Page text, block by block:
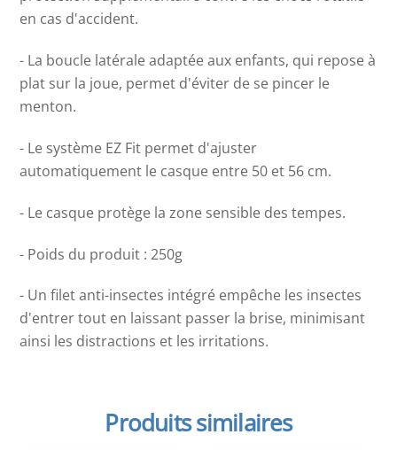
en cas d'accident.
- La boucle latérale adaptée aux enfants, qui repose à
plat sur la joue, permet d'éviter de se pincer le
menton.
- Le système EZ Fit permet d'ajuster
automatiquement le casque entre 50 et 56 cm.
- Le casque protège la zone sensible des tempes.
- Poids du produit : 250g
- Un filet anti-insectes intégré empêche les insectes
d'entrer tout en laissant passer la brise, minimisant
ainsi les distractions et les irritations.
Produits similaires